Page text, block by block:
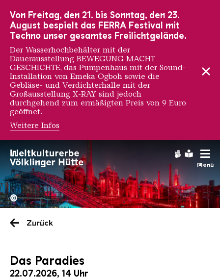
Menü
Hochofengruppe in Rot
Copyright:
©
Zurück
Das Paradies
22.07.2026, 14 Uhr
Von Freitag, den 21. bis Sonntag, den 23.
August bespielt das FERRA Festival mit
Techno unser gesamtes Freilichtgelände.
Der Wasserhochbehälter mit der
Dauerausstellung BEWEGUNG MACHT
GESCHICHTE, das Pumpenhaus mit der Sound-
Installation von Emeka Ogboh sowie die
Gebläse- und Verdichterhalle mit der
Großausstellung X-RAY sind jedoch
durchgehend zum ermäßigten Preis von 9 Euro
geöffnet.
Weitere Infos